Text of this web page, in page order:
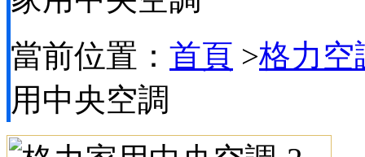
當前位置： 首頁 >格力空
用中央空調